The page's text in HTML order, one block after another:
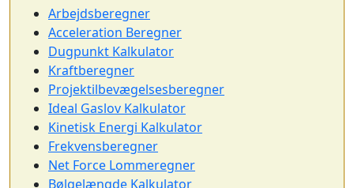
Arbejdsberegner
Acceleration Beregner
Dugpunkt Kalkulator
Kraftberegner
Projektilbevægelsesberegner
Ideal Gaslov Kalkulator
Kinetisk Energi Kalkulator
Frekvensberegner
Net Force Lommeregner
Bølgelængde Kalkulator